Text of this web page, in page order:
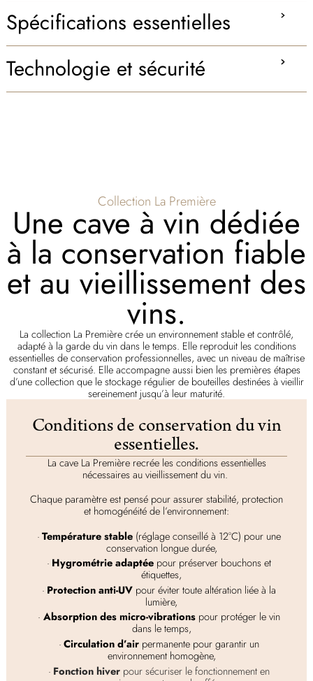
Spécifications essentielles
Technologie et sécurité
Collection La Première
Une cave à vin dédiée
à la conservation fiable
et au vieillissement des
vins.
La collection La Première crée un environnement stable et contrôlé,
adapté à la garde du vin dans le temps. Elle reproduit les conditions
essentielles de conservation professionnelles, avec un niveau de maîtrise
constant et sécurisé. Elle accompagne aussi bien les premières étapes
d’une collection que le stockage régulier de bouteilles destinées à vieillir
sereinement jusqu’à leur maturité.
Conditions de conservation du vin
essentielles.
La cave La Première recrée les conditions essentielles
nécessaires au vieillissement du vin.
Chaque paramètre est pensé pour assurer stabilité, protection
et homogénéité de l’environnement:
Température stable (réglage conseillé à 12°C) pour une
conservation longue durée,
Hygrométrie adaptée pour préserver bouchons et
étiquettes,
Protection anti-UV pour éviter toute altération liée à la
lumière,
Absorption des micro-vibrationspour protéger le vin
dans le temps,
Circulation d’air permanente pour garantir un
environnement homogène,
Fonction hiver pour sécuriser le fonctionnement en